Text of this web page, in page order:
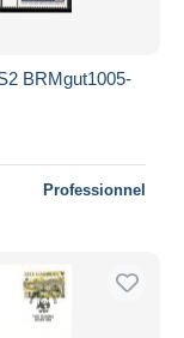
BRMgut1005-
Professionnel